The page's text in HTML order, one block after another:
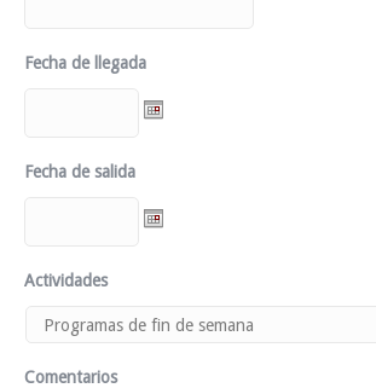
Fecha de llegada
Fecha de salida
Actividades
Comentarios